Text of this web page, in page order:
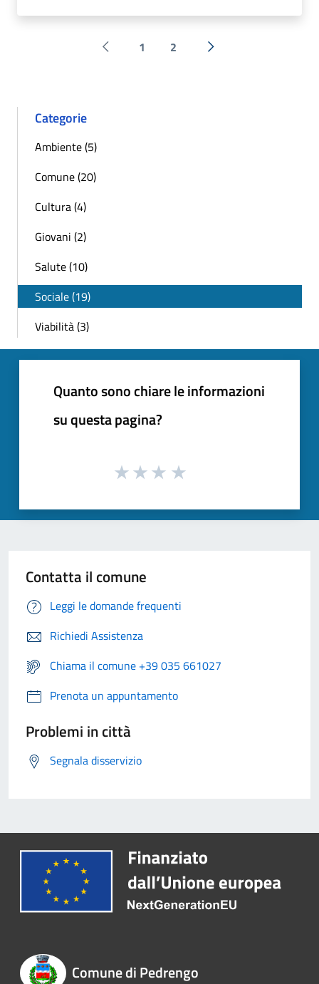
Pagina precedente
1 2 Successiva »
Categorie
Ambiente (5)
Comune (20)
Cultura (4)
Giovani (2)
Salute (10)
Sociale (19)
Viabilità (3)
Quanto sono chiare le informazioni
su questa pagina?
Contatta il comune
Leggi le domande frequenti
Richiedi Assistenza
Chiama il comune +39 035 661027
Prenota un appuntamento
Problemi in città
Segnala disservizio
Comune di Pedrengo